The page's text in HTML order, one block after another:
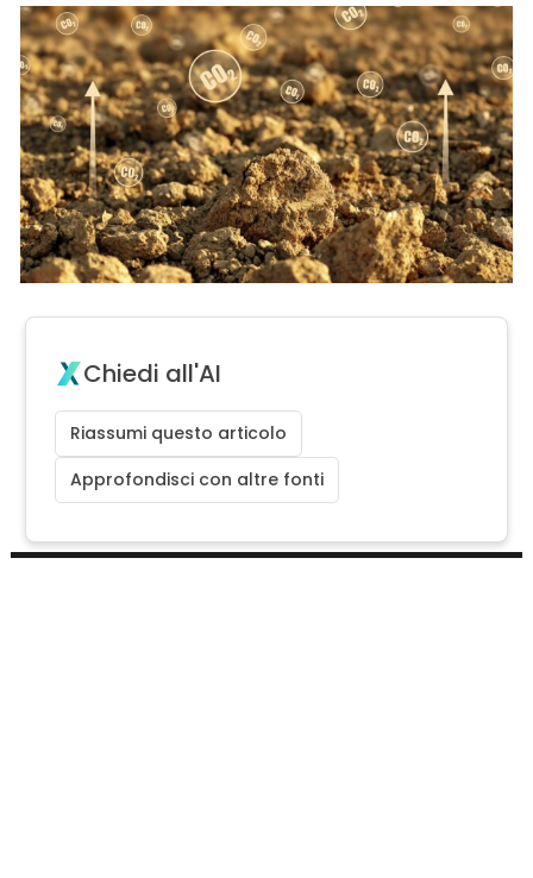
Chiedi all'AI
Riassumi questo articolo
Approfondisci con altre fonti